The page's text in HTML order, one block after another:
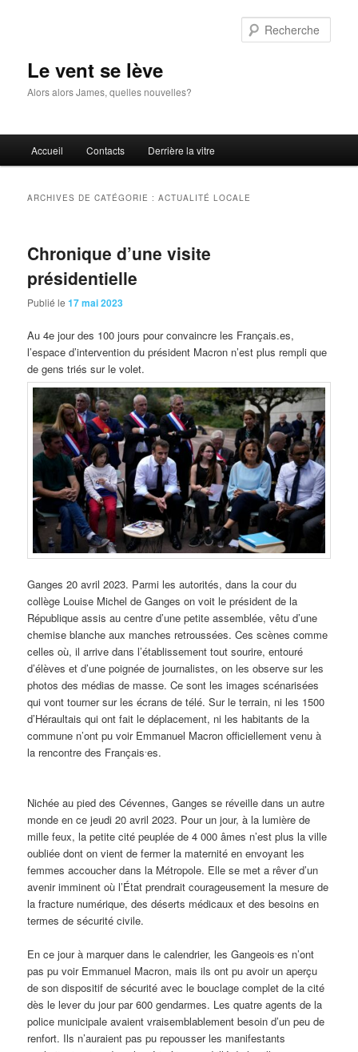
Le vent se lève
Alors alors James, quelles nouvelles?
principal
Accueil Contacts Derrière la vitre
ARCHIVES DE CATÉGORIE :ACTUALITÉ LOCALE
Chronique d’une visite
présidentielle
Publié le17 mai 2023
Au 4e jour des 100 jours pour convaincre les Français.es,
l’espace d’intervention du président Macron n’est plus rempli que
de gens triés sur le volet.
Ganges 20 avril 2023. Parmi les autorités, dans la cour du
collège Louise Michel de Ganges on voit le président de la
République assis au centre d’une petite assemblée, vêtu d’une
chemise blanche aux manches retroussées. Ces scènes comme
celles où, il arrive dans l’établissement tout sourire, entouré
d’élèves et d’une poignée de journalistes, on les observe sur les
photos des médias de masse. Ce sont les images scénarisées
qui vont tourner sur les écrans de télé. Sur le terrain, ni les 1500
d’Héraultais qui ont fait le déplacement, ni les habitants de la
commune n’ont pu voir Emmanuel Macron officiellement venu à
la rencontre des Françaises.
Nichée au pied des Cévennes, Ganges se réveille dans un autre
monde en ce jeudi 20 avril 2023. Pour un jour, à la lumière de
mille feux, la petite cité peuplée de 4 000 âmes n’est plus la ville
oubliée dont on vient de fermer la maternité en envoyant les
femmes accoucher dans la Métropole. Elle se met a rêver d’un
avenir imminent où l’État prendrait courageusement la mesure de
la fracture numérique, des déserts médicaux et des besoins en
termes de sécurité civile.
En ce jour à marquer dans le calendrier, les Gangeois.es n’ont
pas pu voir Emmanuel Macron, mais ils ont pu avoir un aperçu
de son dispositif de sécurité avec le bouclage complet de la cité
dès le lever du jour par 600 gendarmes. Les quatre agents de la
police municipale avaient vraisemblablement besoin d’un peu de
renfort. Ils n’auraient pas pu repousser les manifestants